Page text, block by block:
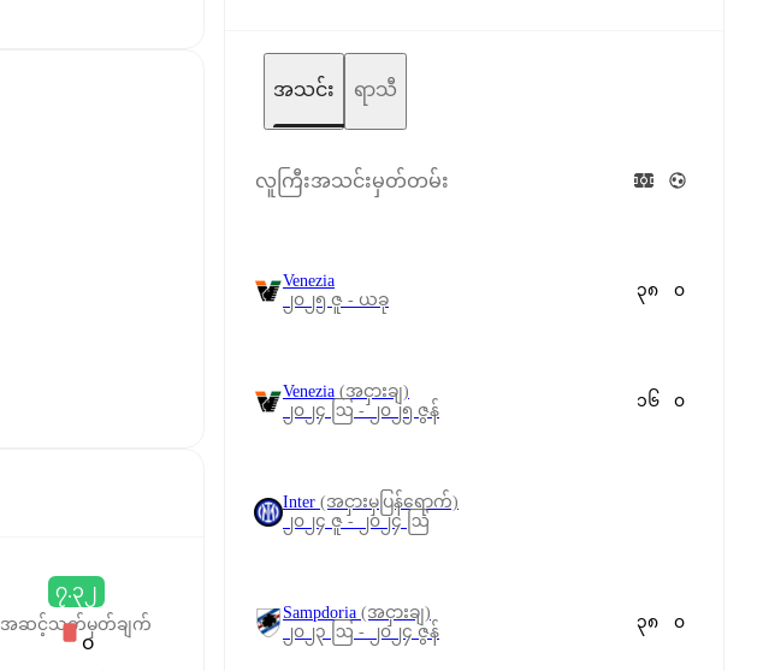
၇.၃၂
အဆင့်သတ်မှတ်ချက်
၀
အသင်း ရာသီ
လူကြီးအသင်းမှတ်တမ်း
Venezia
၂၀၂၅ ဇူ - ယခု
၃၈ ၀
Venezia (အငှားချ)
၂၀၂၄ ဩ - ၂၀၂၅ ဇွန်
၁၆ ၀
Inter (အငှားမှပြန်ရောက်)
၂၀၂၄ ဇူ - ၂၀၂၄ ဩ
Sampdoria (အငှားချ)
၂၀၂၃ ဩ - ၂၀၂၄ ဇွန်
၃၈ ၀